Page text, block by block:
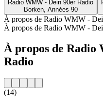
Radio WMW - Dein 90er Radio
Borken, Années 90
À propos de Radio WMW -
À propos de Radio WMW -
À propos de Radio
Radio
(14)